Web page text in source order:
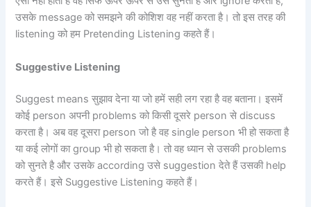
उसके message को समझने की कोशिश वह नहीं करता है। तो इस तरह की
listening को हम Pretending Listening कहते हैं।
Suggestive Listening
Suggest means सुझाव देना या जो हमें सही लग रहा है वह बताना। इसमें
कोई person अपनी problems को किसी दूसरे person से discuss
करता है। अब वह दूसरा person जो है वह single person भी हो सकता है
या कई लोगों का group भी हो सकता है। तो वह ध्यान से उसकी problems
को सुनते है और उसके according उसे suggestion देते हैं उसकी help
करते हैं। इसे Suggestive Listening कहते हैं।